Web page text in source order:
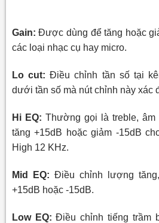
Gain: Được dùng để tăng hoặc
các loại nhạc cụ hay micro.
Lo cut: Điều chỉnh tần số tại
dưới tần số mà nút chỉnh này xác
Hi EQ: Thường gọi là treble, âm
tăng +15dB hoặc giảm -15dB
High 12 KHz.
Mid EQ: Điều chỉnh lượng
+15dB hoặc -15dB.
Low EQ: Điều chỉnh tiếng trầm